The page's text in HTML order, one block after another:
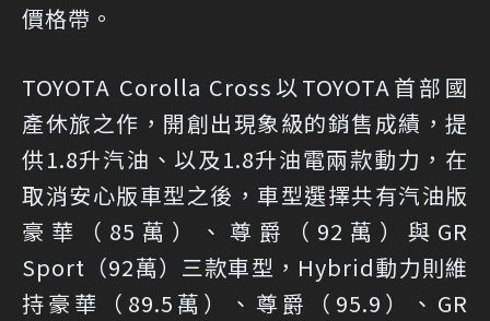
價格帶。
TOYOTA Corolla Cross以TOYOTA首部國
產休旅之作，開創出現象級的銷售成績，提
供1.8升汽油、以及1.8升油電兩款動力，在
取消安心版車型之後，車型選擇共有汽油版
豪華（85萬）、尊爵（92萬）與GR
Sport（92萬）三款車型，Hybrid動力則維
持豪華（89.5萬）、尊爵（95.9）、GR